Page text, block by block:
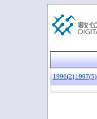
1996(2) 1997(5)